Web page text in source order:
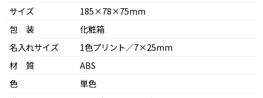
サイズ
185×78×75mm
包 装
化粧箱
名入れサイズ
1色プリント／7×25mm
材 質
ABS
色
単色